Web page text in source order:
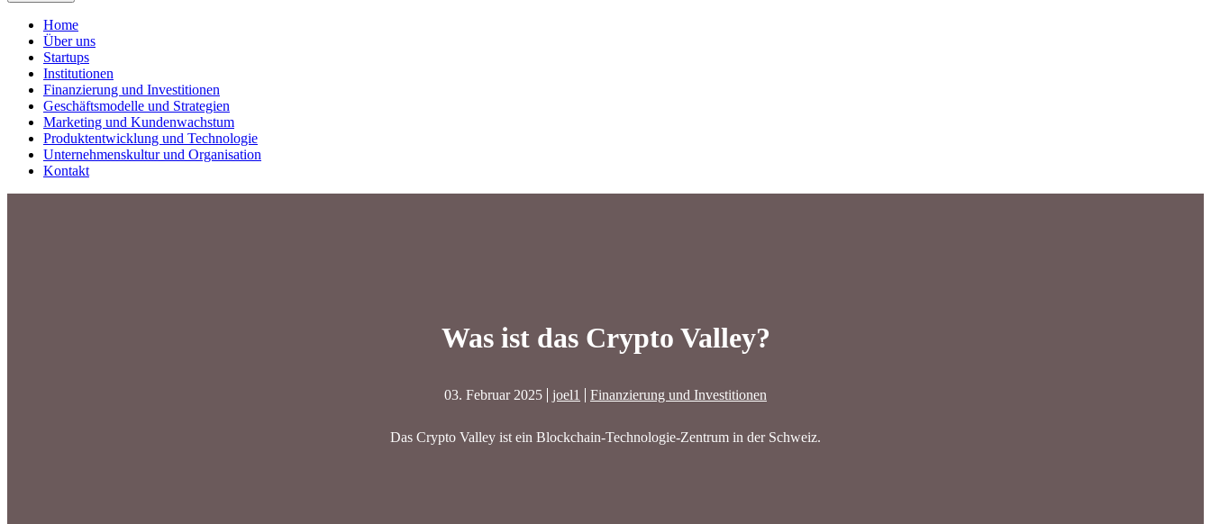
Home
Über uns
Startups
Institutionen
Finanzierung und Investitionen
Geschäftsmodelle und Strategien
Marketing und Kundenwachstum
Produktentwicklung und Technologie
Unternehmenskultur und Organisation
Kontakt
Was ist das Crypto Valley?
03. Februar 2025 joel1 Finanzierung und Investitionen
Das Crypto Valley ist ein Blockchain-Technologie-Zentrum in der Schweiz.